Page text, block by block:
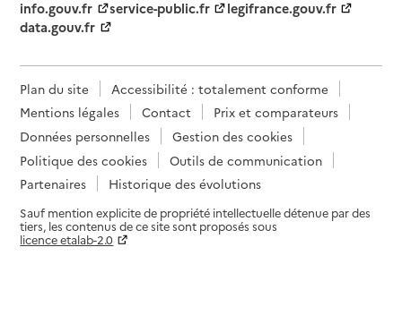
info.gouv.fr service-public.fr
legifrance.gouv.fr
data.gouv.fr
Plan du site
Accessibilité : totalement conforme
Mentions légales
Contact
Prix et comparateurs
Données personnelles
Gestion des cookies
Politique des cookies
Outils de communication
Partenaires
Historique des évolutions
Sauf mention explicite de propriété intellectuelle détenue par des
tiers, les contenus de ce site sont proposés sous
licence etalab-2.0